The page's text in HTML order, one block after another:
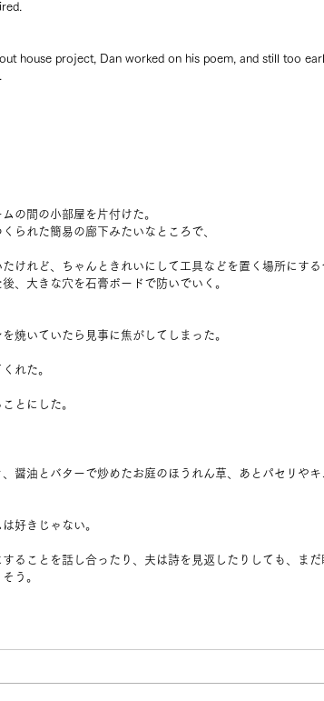
house project, Dan worked on his poem, and still too
の間の小部屋を片付けた。
られた簡易の廊下みたいなところで、
けれど、ちゃんときれいにして工具などを置く場所にする
、大きな穴を石膏ボードで防いでいく。
焼いていたら見事に焦がしてしまった。
れた。
とにした。
醤油とバターで炒めたお庭のほうれん草、あとパセリや
好きじゃない。
ることを話し合ったり、夫は詩を見返したりしても、まだ
う。